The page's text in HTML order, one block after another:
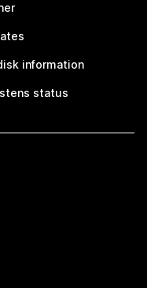
information
status